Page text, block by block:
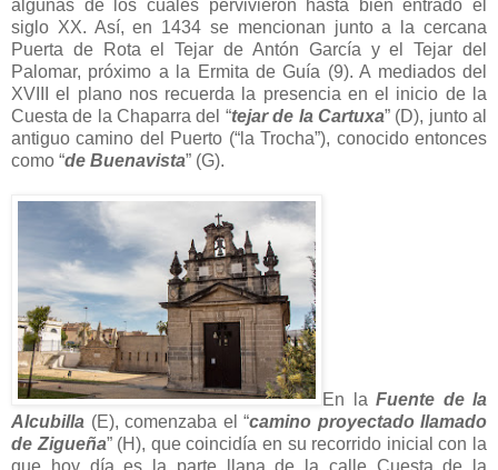
algunas de los cuales pervivieron hasta bien entrado el
siglo XX. Así, en 1434 se mencionan junto a la cercana
Puerta de Rota el Tejar de Antón García y el Tejar del
Palomar, próximo a la Ermita de Guía (9). A mediados del
XVIII el plano nos recuerda la presencia en el inicio de la
Cuesta de la Chaparra del “tejar de la Cartuxa” (D), junto al
antiguo camino del Puerto (“la Trocha”), conocido entonces
como “de Buenavista” (G).
En la Fuente de la
Alcubilla (E), comenzaba el “camino proyectado llamado
de Zigueña” (H), que coincidía en su recorrido inicial con la